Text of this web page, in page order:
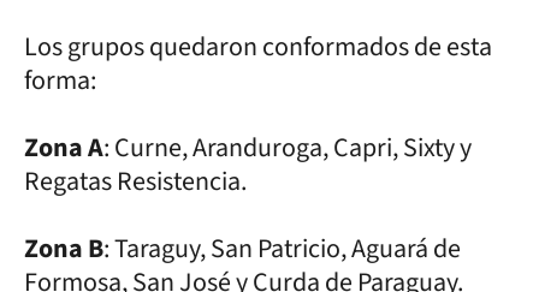
Los grupos quedaron conformados de esta
forma:
Zona A: Curne, Aranduroga, Capri, Sixty y
Regatas Resistencia.
Zona B: Taraguy, San Patricio, Aguará de
Formosa, San José y Curda de Paraguay.